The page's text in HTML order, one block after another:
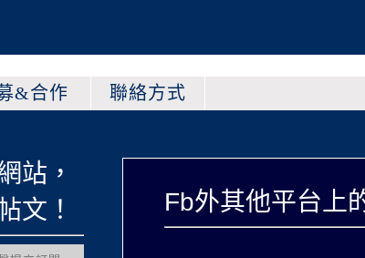
&合作 聯絡方式
Fb外其他平台上的紀由屋！